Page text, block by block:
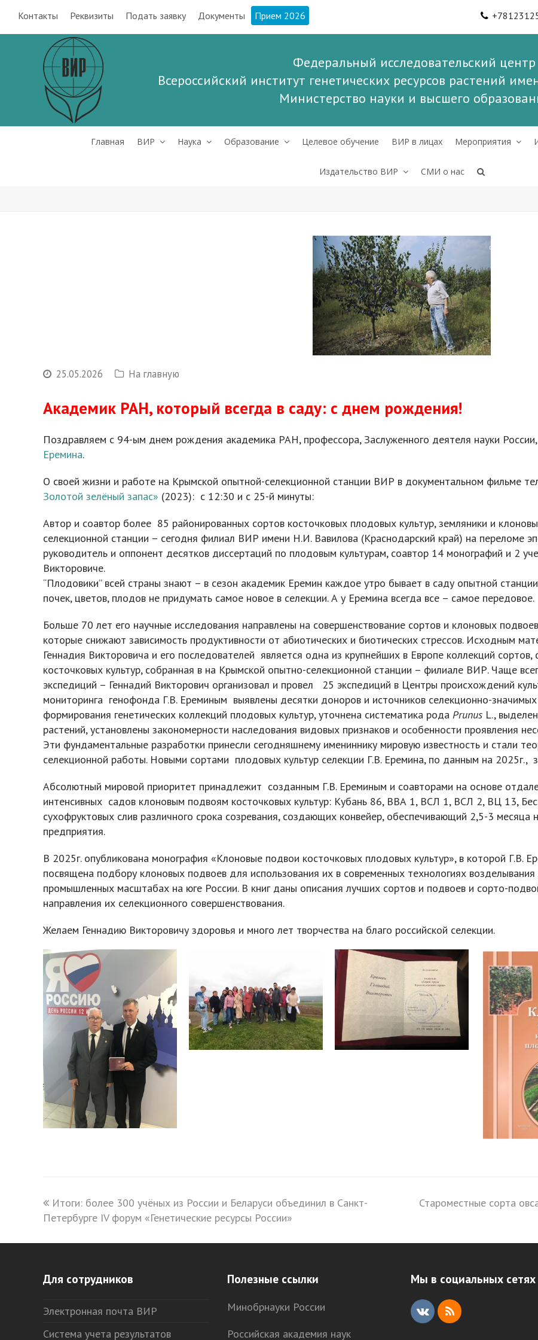
Контакты Реквизиты Подать заявку Документы Прием 2026
Федеральный исследовательский центр
Всероссийский институт генетических ресурсов растений
Министерство науки и высшего
Главная ВИР Наука Образование Целевое обучение ВИР в лицах Мероприятия
Издательство ВИР СМИ о нас
25.05.2026 На главную
Академик РАН, который всегда в саду: с днем рождения!
Поздравляем с 94-ым днем рождения академика РАН, профессора, Заслуженного деятеля науки
Еремина.
О своей жизни и работе на Крымской опытной-селекционной станции ВИР в документальном фильме
Золотой зелёный запас» (2023): с 12:30 и с 25-й минуты:
Автор и соавтор более 85 районированных сортов косточковых плодовых культур, земляники и
селекционной станции – сегодня филиал ВИР имени Н.И. Вавилова (Краснодарский край) на переломе
руководитель и оппонент десятков диссертаций по плодовым культурам, соавтор 14 монографий и 2
Викторовиче.
“Плодовики” всей страны знают – в сезон академик Еремин каждое утро бывает в саду опытной
почек, цветов, плодов не придумать самое новое в селекции. А у Еремина всегда все – самое передовое.
Больше 70 лет его научные исследования направлены на совершенствование сортов и клоновых
которые снижают зависимость продуктивности от абиотических и биотических стрессов. Исходным
Геннадия Викторовича и его последователей является одна из крупнейших в Европе коллекций
косточковых культур, собранная в на Крымской опытно-селекционной станции – филиале ВИР. Чаще
экспедиций – Геннадий Викторович организовал и провел 25 экспедиций в Центры происхождений
мониторинга генофонда Г.В. Ереминым выявлены десятки доноров и источников селекционно-значимых
формирования генетических коллекций плодовых культур, уточнена систематика рода Prunus L.,
растений, установлены закономерности наследования видовых признаков и особенности проявления
Эти фундаментальные разработки принесли сегодняшнему имениннику мировую известность и стали
селекционной работы. Новыми сортами плодовых культур селекции Г.В. Еремина, по данным на 2025г.,
Абсолютный мировой приоритет принадлежит созданным Г.В. Ереминым и соавторами на основе
интенсивных садов клоновым подвоям косточковых культур: Кубань 86, ВВА 1, ВСЛ 1, ВСЛ 2, ВЦ 13,
сухофруктовых слив различного срока созревания, создающих конвейер, обеспечивающий 2,5-3 месяца
предприятия.
В 2025г. опубликована монография «Клоновые подвои косточковых плодовых культур», в которой Г.В.
посвящена подбору клоновых подвоев для использования их в современных технологиях возделывания
промышленных масштабах на юге России. В книг даны описания лучших сортов и подвоев и сорто-
направления их селекционного совершенствования.
Желаем Геннадию Викторовичу здоровья и много лет творчества на благо российской селекции.
previous
post:
Итоги: более 300 учёных из России и Беларуси объединил в Санкт-
Петербурге IV форум «Генетические ресурсы России»
next
Староместные сорта
Для сотрудников
Электронная почта ВИР
Система учета результатов
Полезные ссылки
Минобрнауки России
Российская академия наук
Мы в социальных сетях
V
R